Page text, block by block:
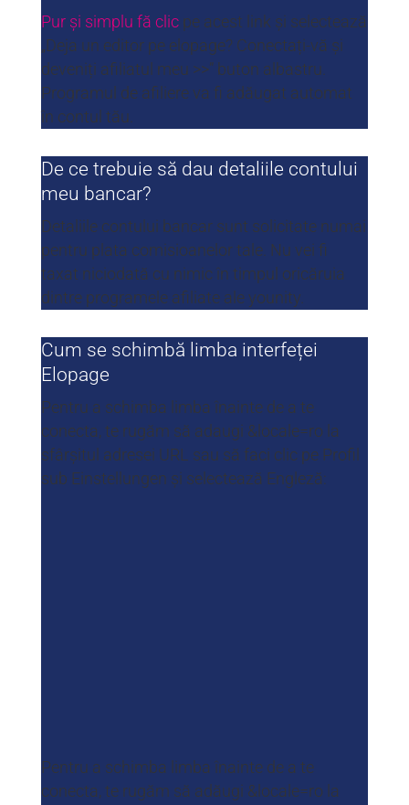
Pur și simplu fă clicpe acest link și selectează
„Deja un editor pe elopage? Conectați-vă și
deveniți afiliatul meu >>” buton albastru.
Programul de afiliere va fi adăugat automat
în contul tău.
De ce trebuie să dau detaliile contului
meu bancar?
Detaliile contului bancar sunt solicitate numai
pentru plata comisioanelor tale. Nu vei fi
taxat niciodată cu nimic în timpul oricăruia
dintre programele afiliate ale younity.
Cum se schimbă limba interfeței
Elopage
Pentru a schimba limba înainte de a te
conecta, te rugăm să adaugi &locale=ro la
sfârșitul adresei URL sau să faci clic pe Profil
sub Einstellungen și selectează Engleză:
Pentru a schimba limba înainte de a te
conecta, te rugăm să adăugi &locale=ro la